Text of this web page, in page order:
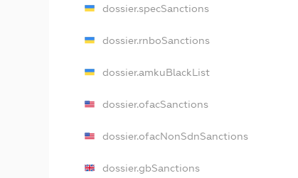
dossier.specSanctions
dossier.rnboSanctions
dossier.amkuBlackList
dossier.ofacSanctions
dossier.ofacNonSdnSanctions
dossier.gbSanctions